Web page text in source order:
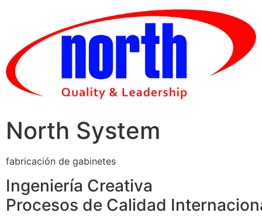
North System
fabricación de gabinetes
Ingeniería Creativa
Procesos de Calidad